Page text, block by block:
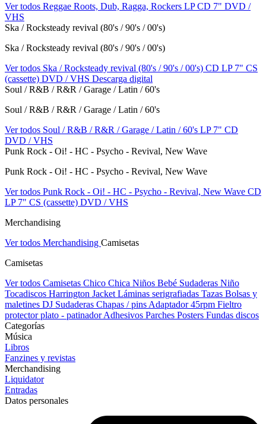
Ver todos Reggae Roots, Dub, Ragga, Rockers LPCD 7" DVD /
VHS
Ska / Rocksteady revival (80's / 90's / 00's)
Ska / Rocksteady revival (80's / 90's / 00's)
Ver todos Ska / Rocksteady revival (80's / 90's / 00's) CD LP 7" CS
(cassette) DVD / VHS Descarga digital
Soul / R&B / R&R / Garage / Latin / 60's
Soul / R&B / R&R / Garage / Latin / 60's
Ver todos Soul / R&B / R&R / Garage / Latin / 60's LP 7" CD
DVD / VHS
Punk Rock - Oi! - HC - Psycho - Revival, New Wave
Punk Rock - Oi! - HC - Psycho - Revival, New Wave
Ver todos Punk Rock - Oi! - HC - Psycho - Revival, New Wave CD
LP 7" CS (cassette) DVD / VHS
Merchandising
Ver todos Merchandising Camisetas
Camisetas
Ver todos Camisetas Chico Chica Niños Bebé Sudaderas Niño
Tocadiscos Harrington Jacket Láminas serigrafiadas Tazas Bolsas y
maletines DJ Sudaderas Chapas / pins Adaptador 45rpm Fieltro
protector plato - patinadorAdhesivos Parches Posters Fundas discos
Categorías
Música
Libros
Fanzines y revistas
Merchandising
Liquidator
Entradas
Datos personales